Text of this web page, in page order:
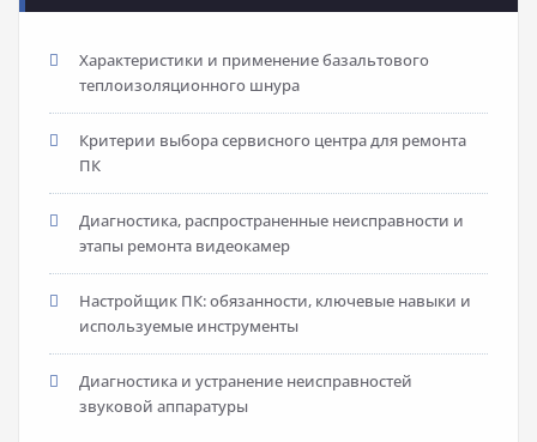
Характеристики и применение базальтового
теплоизоляционного шнура
Критерии выбора сервисного центра для ремонта
ПК
Диагностика, распространенные неисправности и
этапы ремонта видеокамер
Настройщик ПК: обязанности, ключевые навыки и
используемые инструменты
Диагностика и устранение неисправностей
звуковой аппаратуры